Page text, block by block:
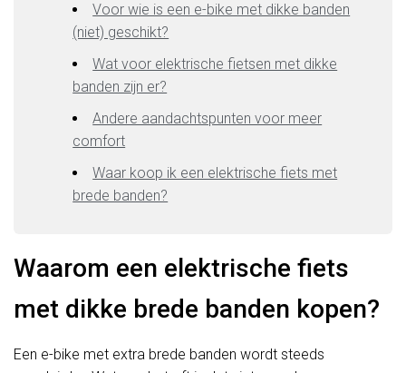
Voor wie is een e-bike met dikke banden
(niet) geschikt?
Wat voor elektrische fietsen met dikke
banden zijn er?
Andere aandachtspunten voor meer
comfort
Waar koop ik een elektrische fiets met
brede banden?
Waarom een elektrische fiets
met dikke brede banden kopen?
Een e-bike met extra brede banden wordt steeds